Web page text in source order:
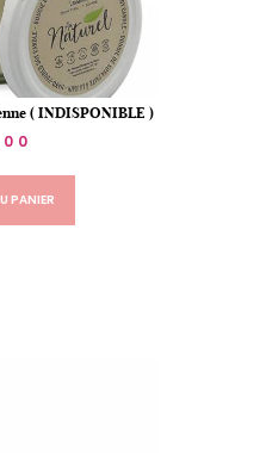
( INDISPONIBLE )
PANIER